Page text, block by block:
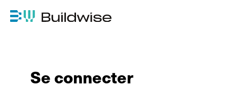
Se connecter